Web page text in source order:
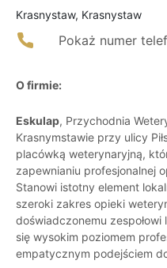
Krasnystaw, Krasnystaw
Pokaż numer
O firmie:
Eskulap, Przychodnia
Krasnymstawie przy ulicy
placówką weterynaryjną,
zapewnianiu profesjonalnej
Stanowi istotny element
szeroki zakres opieki
doświadczonemu
się wysokim poziomem
empatycznym podejściem